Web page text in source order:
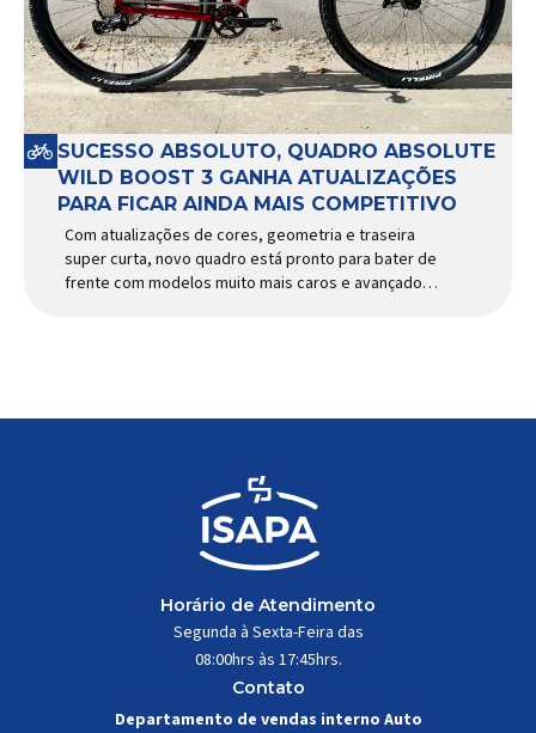
SUCESSO ABSOLUTO, QUADRO ABSOLUTE
WILD BOOST 3 GANHA ATUALIZAÇÕES
PARA FICAR AINDA MAIS COMPETITIVO
Com atualizações de cores, geometria e traseira
super curta, novo quadro está pronto para bater de
frente com modelos muito mais caros e avançados
Horário de Atendimento
Segunda à Sexta-Feira das
08:00hrs às 17:45hrs.
Contato
Departamento de vendas interno Auto